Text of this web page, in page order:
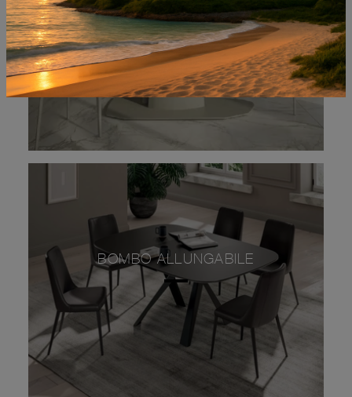
AVIATOR KERAMIK LIFT
BOMBO ALLUNGABILE